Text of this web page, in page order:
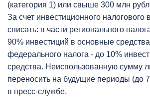
(категория 1) или свыше 300 млн
За счет инвестиционного
списать: в части регионального
90% инвестиций в основные
федерального налога - до 10%
средства. Неиспользованную сумму
переносить на будущие периоды (до
в пресс-службе.